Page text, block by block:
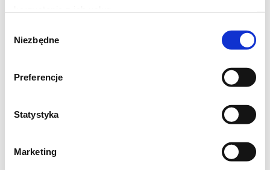
zgody
Niezbędne
Preferencje
Statystyka
Marketing